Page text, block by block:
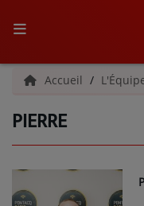
ACCUEIL
RADIO
L'ÉQUIPE
Accueil
PIERRE